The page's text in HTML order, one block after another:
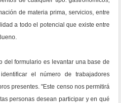
de materia prima, servicios, entre
a todo el potencial que existe entre
del formulario es levantar una base de
el número de trabajadores
presentes. "Este censo nos permitirá
personas desean participar y en qué